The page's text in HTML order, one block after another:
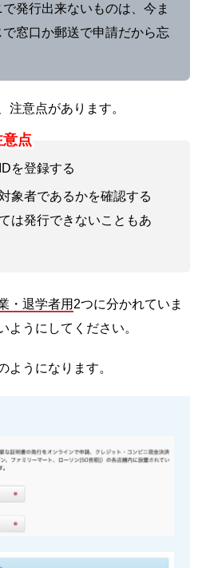
で発行出来ないものは、今ま
で窓口か郵送で申請だから忘
注意点があります。
点
を登録する
象者であるかを確認する
は発行できないこともあ
・退学者用 2つに分かれていま
ようにしてください。
ようになります。